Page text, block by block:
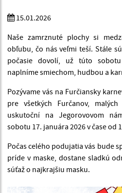
15.01.2026
Naše zamrznuté plochy si
obľubu, čo nás veľmi teší. Stále
počasie dovolí, už túto
naplníme smiechom, hudbou a
Pozývame vás na Furčiansky
pre všetkých Furčanov,
uskutoční na Jegorovovom
sobotu 17. januára 2026 v čase od
Počas celého podujatia vás bude
príde v maske, dostane sladkú
súťaž o najkrajšiu masku.